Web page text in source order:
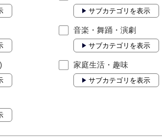
サブカテゴリを表示
音楽・舞踊・演劇
サブカテゴリを表示
家庭生活・趣味
サブカテゴリを表示